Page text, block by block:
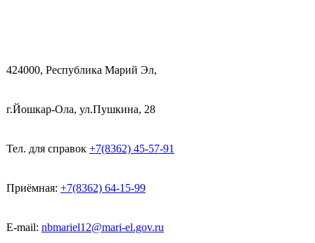
424000, Республика Марий Эл,
г.Йошкар-Ола, ул.Пушкина, 28
Тел. для справок +7(8362) 45-57-91
Приёмная: +7(8362) 64-15-99
E-mail: nbmariel12@mari-el.gov.ru